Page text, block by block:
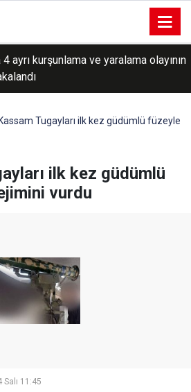
4 ayrı kurşunlama ve yaralama olayının
Tugayları ilk kez güdümlü füzeyle
ilk kez güdümlü
vurdu
11:45